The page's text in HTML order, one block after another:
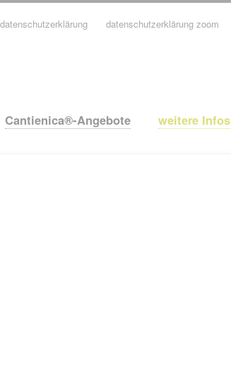
Cantienica®-Angebote weitere Infos
datenschutzerklärung datenschutzerklärung zoom